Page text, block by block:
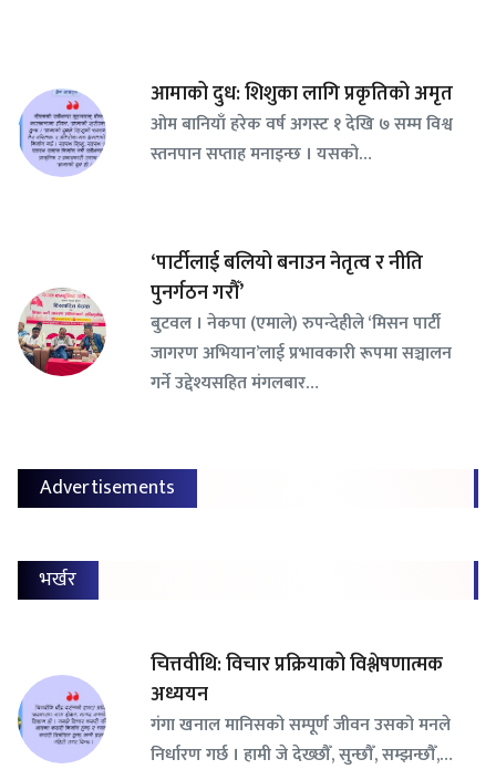
आमाको दुध: शिशुका लागि प्रकृतिको अमृत
ओम बानियाँ हरेक वर्ष अगस्ट १ देखि ७ सम्म विश्व
स्तनपान सप्ताह मनाइन्छ । यसको…
‘पार्टीलाई बलियो बनाउन नेतृत्व र नीति
पुनर्गठन गरौँ’
बुटवल । नेकपा (एमाले) रुपन्देहीले ‘मिसन पार्टी
जागरण अभियान’लाई प्रभावकारी रूपमा सञ्चालन
गर्ने उद्देश्यसहित मंगलबार…
Advertisements
भर्खर
चित्तवीथि: विचार प्रक्रियाको विश्लेषणात्मक
अध्ययन
गंगा खनाल मानिसको सम्पूर्ण जीवन उसको मनले
निर्धारण गर्छ । हामी जे देख्छौँ, सुन्छौँ, सम्झन्छौँ,…